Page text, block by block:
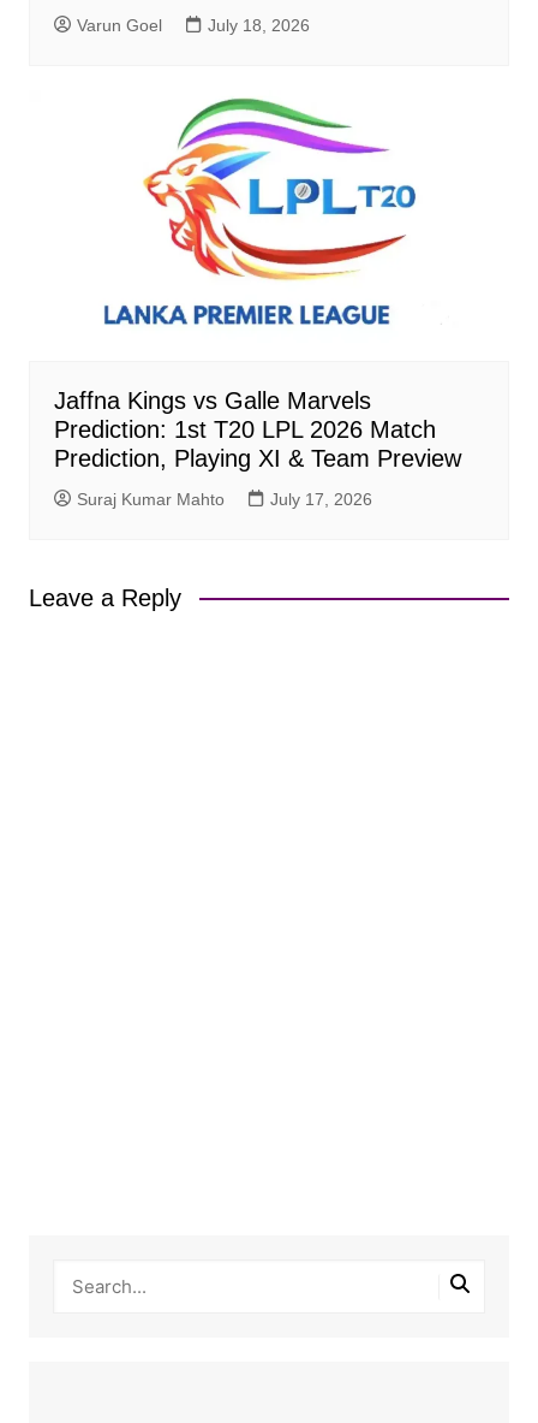
Varun Goel July 18, 2026
Jaffna Kings vs Galle Marvels
Prediction: 1st T20 LPL 2026 Match
Prediction, Playing XI & Team Preview
Suraj Kumar Mahto July 17, 2026
Leave a Reply